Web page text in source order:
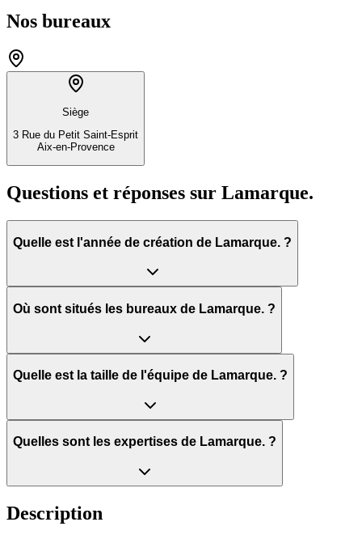
Nos bureaux
Siège
3 Rue du Petit Saint-Esprit
Aix-en-Provence
Questions et réponses sur Lamarque.
Quelle est l'année de création de Lamarque. ?
Où sont situés les bureaux de Lamarque. ?
Quelle est la taille de l'équipe de Lamarque. ?
Quelles sont les expertises de Lamarque. ?
Description